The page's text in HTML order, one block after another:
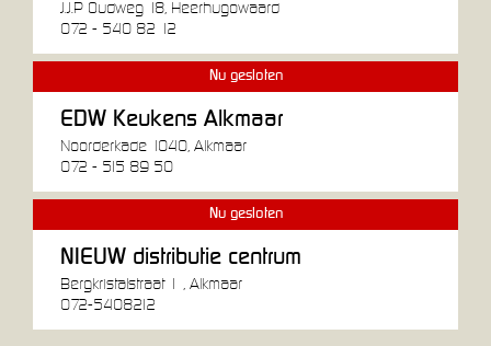
J.J.P Oudweg 18, Heerhugowaard
072 - 540 82 12
Nu gesloten
EDW Keukens Alkmaar
Noorderkade 1040, Alkmaar
072 - 515 89 50
Nu gesloten
NIEUW distributie centrum
Bergkristalstraat 1 , Alkmaar
072-5408212